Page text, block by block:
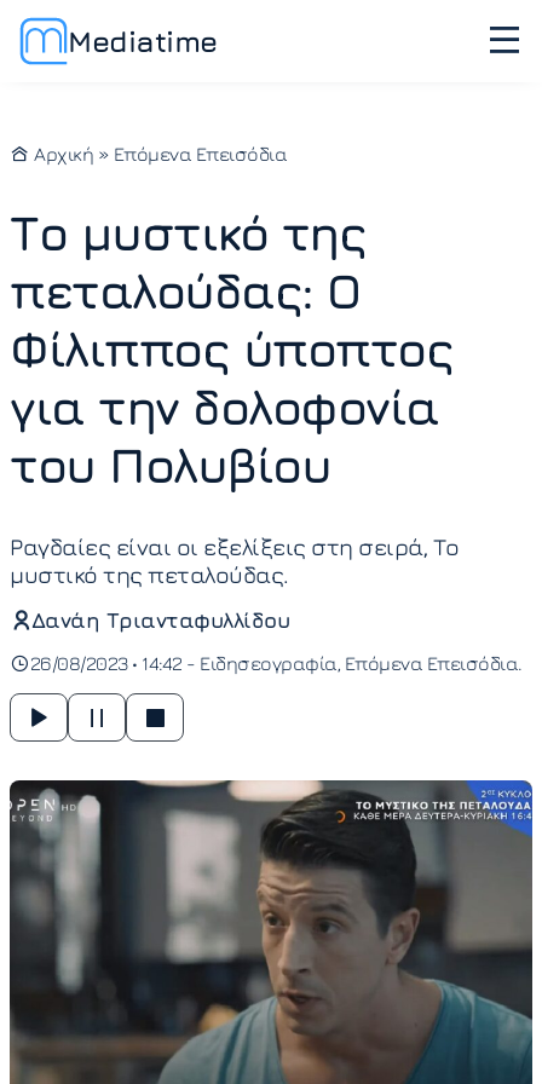
Mediatime
Αρχική » Επόμενα Επεισόδια
Το μυστικό της
πεταλούδας: Ο
Φίλιππος ύποπτος
για την δολοφονία
του Πολυβίου
Ραγδαίες είναι οι εξελίξεις στη σειρά, Το
μυστικό της πεταλούδας.
Δανάη Τριανταφυλλίδου
26/08/2023 • 14:42 - Ειδησεογραφία Επόμενα Επεισόδια